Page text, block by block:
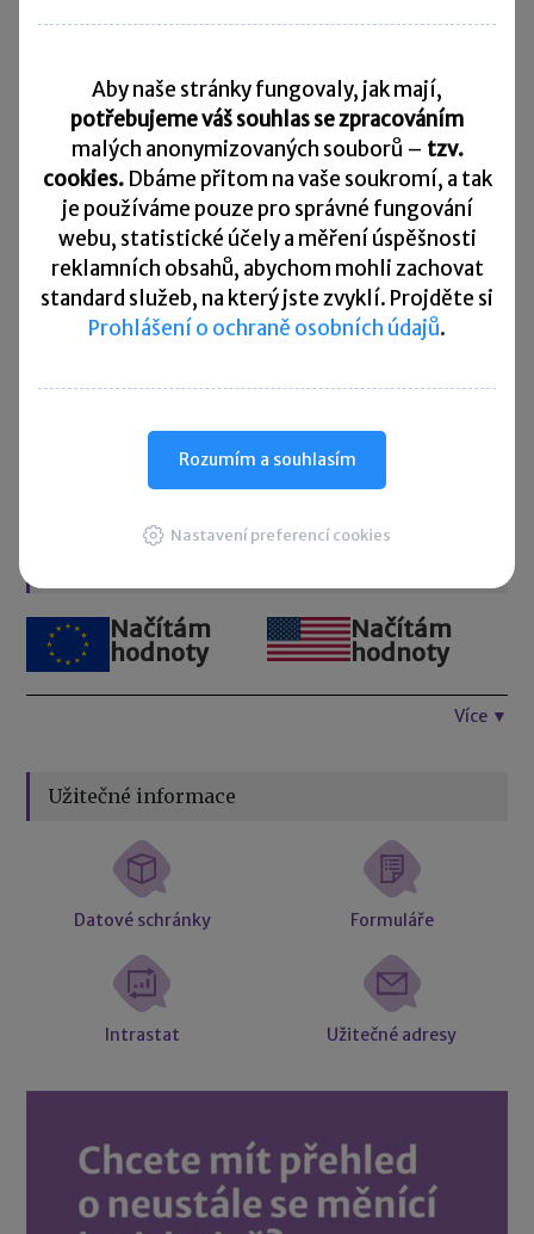
10. 8. 2026
Splatnost daně za červen 2026
20. 8. 2026
Měsíční odvod úhrnu sražených záloh na daň z příjmů
fyzických osob ze závislé činnosti za červenec 2026
20. 8. 2026
Splatnost paušální zálohy
24. 8. 2026
Daňové přiznání a splatnost daně za červenec 2026
Přehled všech termínů ►
Načítám
hodnoty
Načítám
hodnoty
Více ▼
Užitečné informace
Datové schránky Formuláře
Intrastat Užitečné adresy
Aby naše stránky fungovaly, jak mají,
potřebujeme váš souhlas se zpracováním
malých anonymizovaných souborů – tzv.
cookies. Dbáme přitom na vaše soukromí, a tak
je používáme pouze pro správné fungování
webu, statistické účely a měření úspěšnosti
reklamních obsahů, abychom mohli zachovat
standard služeb, na který jste zvyklí. Projděte si
Prohlášení o ochraně osobních údajů.
Rozumím a souhlasím
Nastavení preferencí cookies